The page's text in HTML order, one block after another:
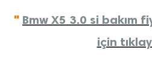
" Bmw X5 3.0 si bakım
için